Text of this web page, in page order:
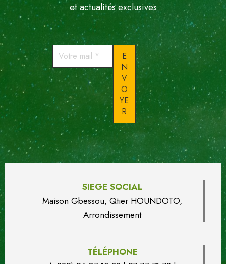
et actualités exclusives
Votre
mail
SIEGE SOCIAL
Maison Gbessou, Qtier HOUNDOTO,
Arrondissement
TÉLÉPHONE